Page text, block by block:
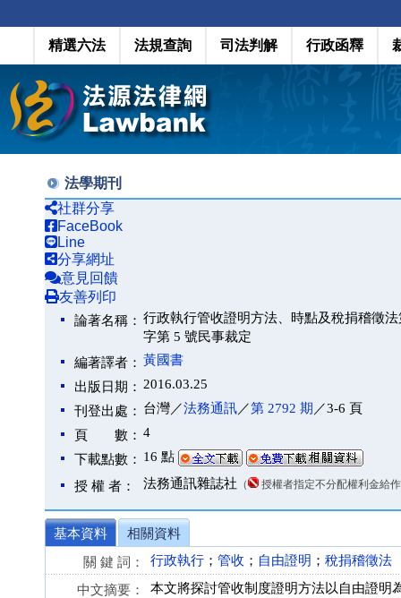
精選六法 法規查詢 司法判解 行政函釋
法學期刊
社群分享
FaceBook
Line
分享網址
意見回饋
友善列印
論著名稱： 行政執行管收證明方法、時點及稅捐稽徵
字第 5 號民事裁定
編著譯者： 黃國書
出版日期： 2016.03.25
刊登出處： 台灣／法務通訊／第 2792 期 ／3-6 頁
頁 數： 4
下載點數： 16 點
授 權 者： 法務通訊雜誌社 （ 授權者指定不分配權利金給
基本資料
相關資料
關 鍵 詞：
行政執行 ； 管收 ； 自由證明 ； 稅捐稽徵法
中文摘要：
本文將探討管收制度證明方法以自由證明